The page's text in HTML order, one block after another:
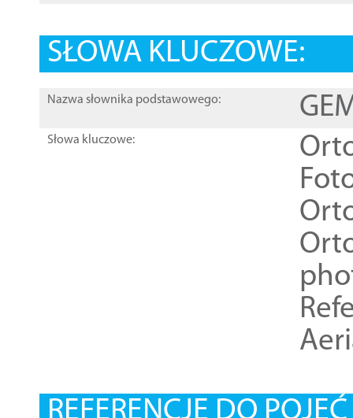
SŁOWA KLUCZOWE:
Nazwa słownika podstawowego:
Słowa kluczowe:
REFERENCJE DO